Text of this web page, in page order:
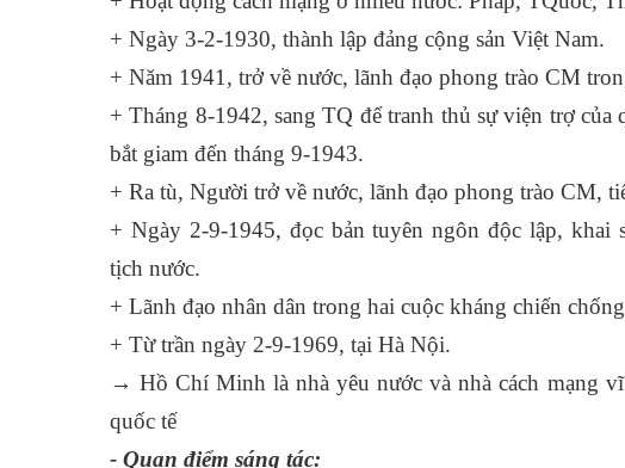
+ Ngày 3-2-1930, thành lập đảng cộng sản Việt Nam.
+ Năm 1941, trở về nước, lãnh đạo phong trào CM
+ Tháng 8-1942, sang TQ để tranh thủ sự viện trợ
bắt giam đến tháng 9-1943.
+ Ra tù, Người trở về nước, lãnh đạo phong trào CM,
+ Ngày 2-9-1945, đọc bản tuyên ngôn độc lập,
tịch nước.
+ Lãnh đạo nhân dân trong hai cuộc kháng chiến
+ Từ trần ngày 2-9-1969, tại Hà Nội.
→ Hồ Chí Minh là nhà yêu nước và nhà cách mạng
quốc tế
- Quan điểm sáng tác: